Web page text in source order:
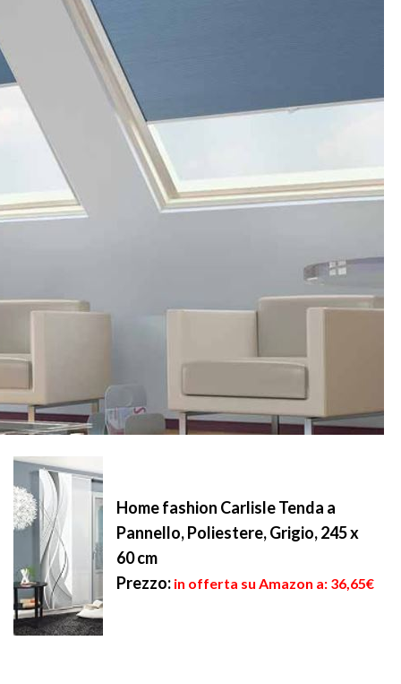
Home fashion Carlisle Tenda a
Pannello, Poliestere, Grigio, 245 x
60 cm
Prezzo: in offerta su Amazon a: 36,65€